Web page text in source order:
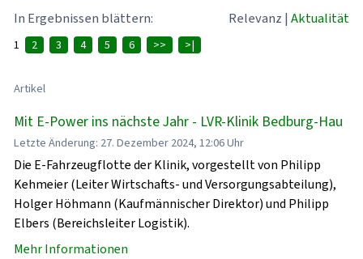
In Ergebnissen blättern:
Relevanz | Aktualität
1 2 3 4 5 6 >> >|
Artikel
Mit E-Power ins nächste Jahr - LVR-Klinik Bedburg-Hau
Letzte Änderung: 27. Dezember 2024, 12:06 Uhr
Die E-Fahrzeugflotte der Klinik, vorgestellt von Philipp
Kehmeier (Leiter Wirtschafts- und Versorgungsabteilung),
Holger Höhmann (Kaufmännischer Direktor) und Philipp
Elbers (Bereichsleiter Logistik).
Mehr Informationen